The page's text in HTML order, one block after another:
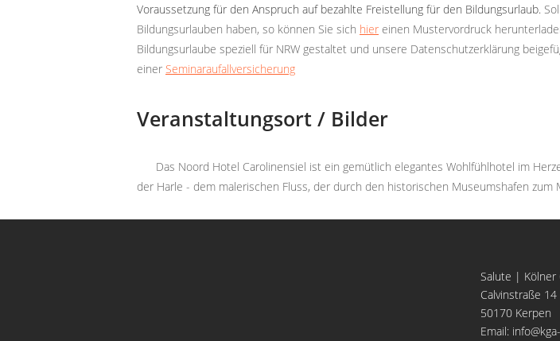
Voraussetzung für den Anspruch auf bezahlte Freistellung für den Bildungsurlaub.
Bildungsurlauben haben, so können Sie sich hier einen Mustervordruck
Bildungsurlaube speziell für NRW gestaltet und unsere Datenschutzerklärung
einer Seminaraufallversicherung
Veranstaltungsort / Bilder
Das Noord Hotel Carolinensiel ist ein gemütlich elegantes Wohlfühlhotel im
der Harle - dem malerischen Fluss, der durch den historischen Museumshafen zum
Salute | Kölner
Calvinstraße 14
50170 Kerpen
Email: